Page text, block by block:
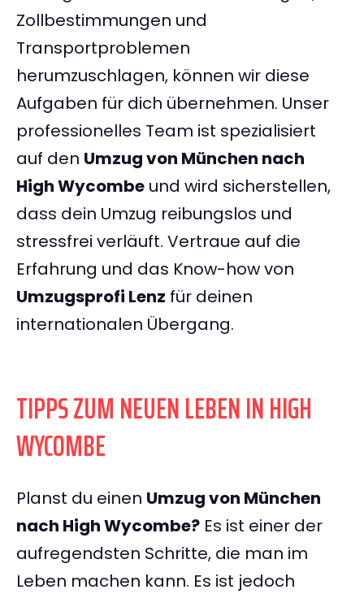
Zollbestimmungen und
Transportproblemen
herumzuschlagen, können wir diese
Aufgaben für dich übernehmen. Unser
professionelles Team ist spezialisiert
auf den Umzug von München nach
High Wycombe und wird sicherstellen,
dass dein Umzug reibungslos und
stressfrei verläuft. Vertraue auf die
Erfahrung und das Know-how von
Umzugsprofi Lenz für deinen
internationalen Übergang.
TIPPS ZUM NEUEN LEBEN IN HIGH
WYCOMBE
Planst du einen Umzug von München
nach High Wycombe? Es ist einer der
aufregendsten Schritte, die man im
Leben machen kann. Es ist jedoch